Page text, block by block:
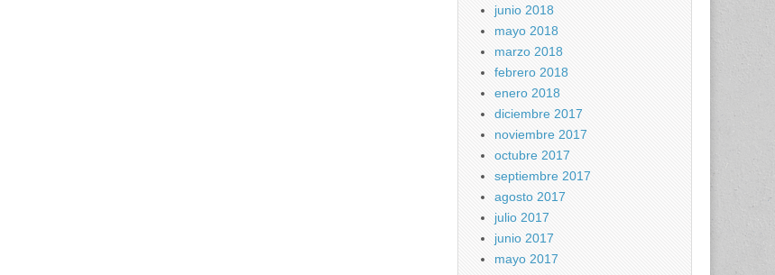
junio 2018
mayo 2018
marzo 2018
febrero 2018
enero 2018
diciembre 2017
noviembre 2017
octubre 2017
septiembre 2017
agosto 2017
julio 2017
junio 2017
mayo 2017